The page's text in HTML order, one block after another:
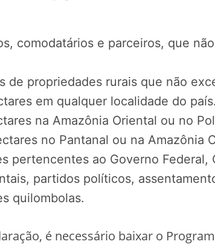
comodatários e parceiros, que
de propriedades rurais que não
em qualquer localidade do país.
na Amazônia Oriental ou no
no Pantanal ou na Amazônia
pertencentes ao Governo Federal,
partidos políticos,
quilombolas.
é necessário baixar o